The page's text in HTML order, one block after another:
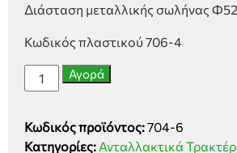
Διάσταση μεταλλικής σωλήνας Φ52
Κωδικός πλαστικού 706-4
Προφίλτρο
αέρος
MF
Αγορά
Κωδικός προϊόντος:704-6
Κατηγορίες: Ανταλλακτικά Τρακτέρ